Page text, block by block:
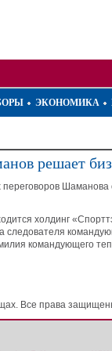
ЭКОНОМИКА
решает
холдинг
командующего
Все права